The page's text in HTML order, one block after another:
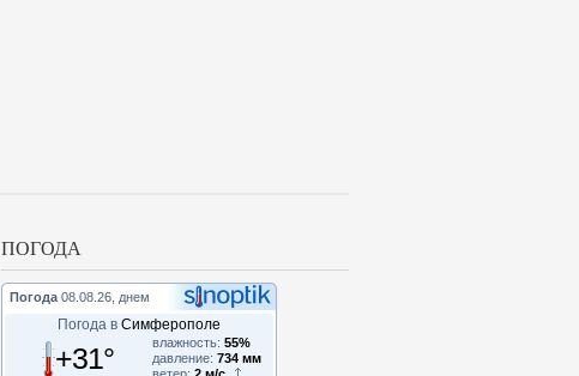
ПОГОДА
Погода 08.08.26, днем
Погода в Симферополе
+31° влажность: 55%
давление: 734 мм